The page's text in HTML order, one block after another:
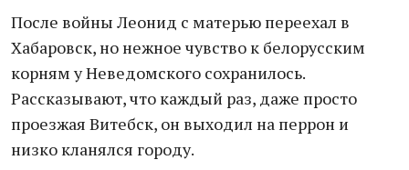
После войны Леонид с матерью переехал в
Хабаровск, но нежное чувство к белорусским
корням у Неведомского сохранилось.
Рассказывают, что каждый раз, даже просто
проезжая Витебск, он выходил на перрон и
низко кланялся городу.